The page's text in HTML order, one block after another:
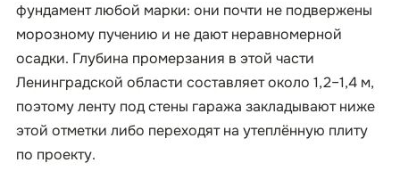
фундамент любой марки: они почти не подвержены
морозному пучению и не дают неравномерной
осадки. Глубина промерзания в этой части
Ленинградской области составляет около 1,2–1,4 м,
поэтому ленту под стены гаража закладывают ниже
этой отметки либо переходят на утеплённую плиту
по проекту.